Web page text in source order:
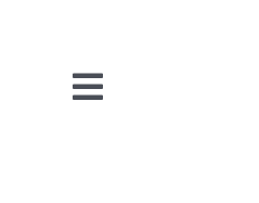
Toggle